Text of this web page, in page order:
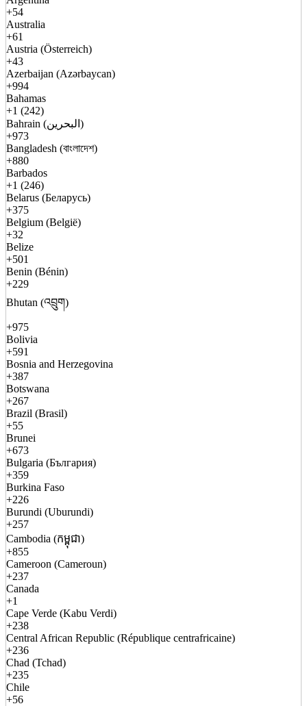
+54
Australia
+61
Austria (Österreich)
+43
Azerbaijan (Azərbaycan)
+994
Bahamas
+1 (242)
Bahrain (البحرين)
+973
Bangladesh (বাংলাদেশ)
+880
Barbados
+1 (246)
Belarus (Беларусь)
+375
Belgium (België)
+32
Belize
+501
Benin (Bénin)
+229
Bhutan (འབྲུག)
+975
Bolivia
+591
Bosnia and Herzegovina
+387
Botswana
+267
Brazil (Brasil)
+55
Brunei
+673
Bulgaria (България)
+359
Burkina Faso
+226
Burundi (Uburundi)
+257
Cambodia (កម្ពុជា)
+855
Cameroon (Cameroun)
+237
Canada
+1
Cape Verde (Kabu Verdi)
+238
Central African Republic (République centrafricaine)
+236
Chad (Tchad)
+235
Chile
+56